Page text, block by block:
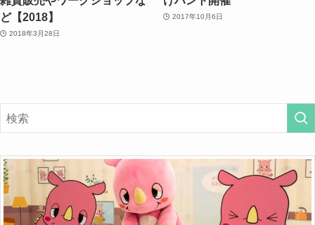
ど【2018】
2018年3月28日
2017年10月6日